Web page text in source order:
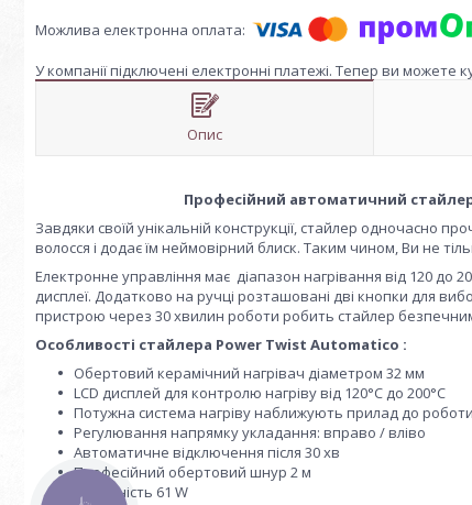
У компанії підключені електронні платежі. Тепер ви
Опис
Професійний автоматичний
Завдяки своїй унікальній конструкції, стайлер одночасно
волосся і додає їм неймовірний блиск. Таким чином, Ви не
Електронне управління має діапазон нагрівання від 120 до
дисплеї. Додатково на ручці розташовані дві кнопки для
пристрою через 30 хвилин роботи робить стайлер
Особливості стайлера Power Twist Automatico :
Обертовий керамічний нагрівач діаметром 32 мм
LСD дисплей для контролю нагріву від 120°C до 200°C
Потужна система нагріву наближують прилад до
Регулювання напрямку укладання: вправо / вліво
Автоматичне відключення після 30 хв
Професійний обертовий шнур 2 м
Потужність 61 W